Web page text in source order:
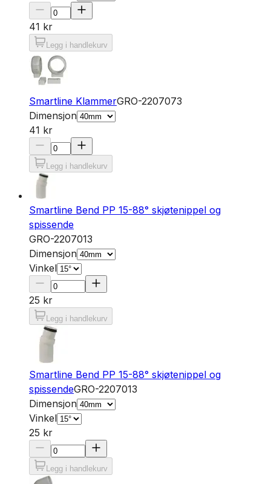
41 kr
Legg i handlekurv
Smartline KlammerGRO-2207073
Dimensjon
41 kr
Legg i handlekurv
Smartline Bend PP 15-88° skjøtenippel og
spissende
GRO-2207013
Dimensjon
Vinkel
25 kr
Legg i handlekurv
Smartline Bend PP 15-88° skjøtenippel og
spissendeGRO-2207013
Dimensjon
Vinkel
25 kr
Legg i handlekurv